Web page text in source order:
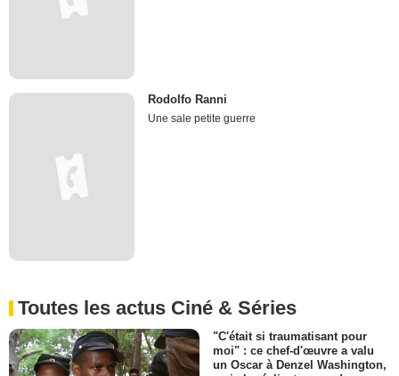
Rodolfo Ranni
Une sale petite guerre
Toutes les actus Ciné & Séries
"C'était si traumatisant pour
moi" : ce chef-d'œuvre a valu
un Oscar à Denzel Washington,